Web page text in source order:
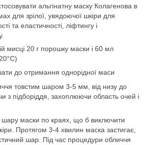
альгінатну маску Колагенова в
для зрілої, увядоючої шкіри для
та еластичності, ліфтингу і
мисці 20 г порошку маски і 60 мл
до отримання однорідної маси
товстим шаром 3-5 мм, від низу до
з підборіддя, захоплюючи область очей і
шару маски по краях, що б виключити
Протягом 3-4 хвилин маска застигає,
шар. Під час процедури обличчя